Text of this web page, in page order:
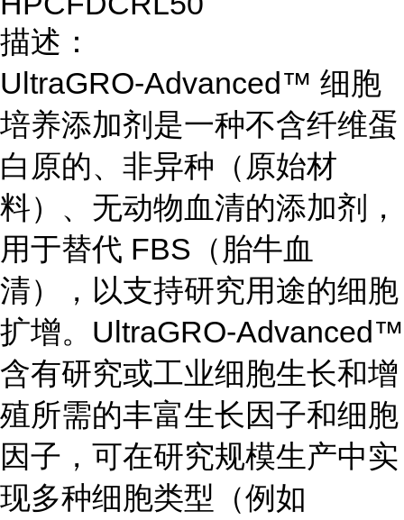
描述：
UltraGRO-Advanced™ 细胞
培养添加剂是一种不含纤维蛋
白原的、非异种（原始材
料）、无动物血清的添加剂，
用于替代 FBS（胎牛血
清），以支持研究用途的细胞
扩增。UltraGRO-Advanced™
含有研究或工业细胞生长和增
殖所需的丰富生长因子和细胞
因子，可在研究规模生产中实
现多种细胞类型（例如